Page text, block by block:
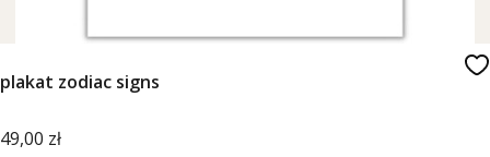
plakat zodiac signs
Cena
49,00 zł